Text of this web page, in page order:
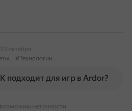
23 октября
#Технологии
подходит для игр в Ardor?
возможны неточности